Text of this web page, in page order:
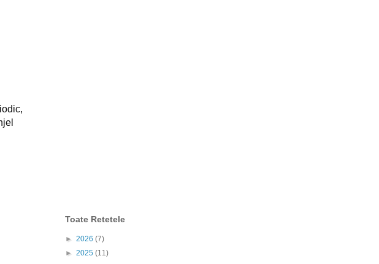
Toate Retetele
► 2026 (7)
► 2025 (11)